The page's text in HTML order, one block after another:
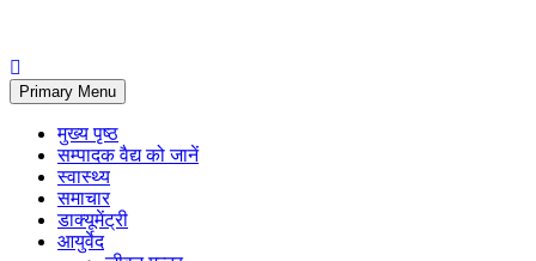
Primary Menu
मुख्य पृष्ठ
सम्पादक वैद्य को जानें
स्वास्थ्य
समाचार
डाक्यूमेंट्री
आयुर्वेद